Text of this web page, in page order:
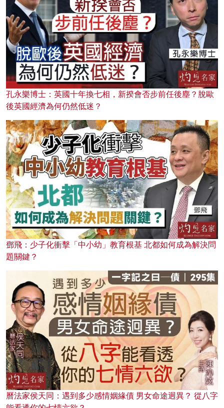
孔永樂博士：英國十年換七相，新揆會否步前任後塵？脫歐
後英國經濟為何仍然低迷？
鄧飛：少子化衝擊「中小幼」教育根基 北都如何成為解決問
題關鍵？
曆法家侯天同：遇到多少感情姻緣債 男女命途迥異？ 從八字